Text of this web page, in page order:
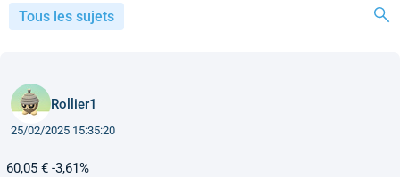
Tous les sujets
Rollier1
25/02/2025 15:35:20
60,05 € -3,61%